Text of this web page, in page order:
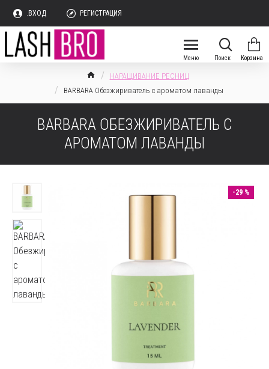
.ВХОД РЕГИСТРАЦИЯ
НАРАЩИВАНИЕ РЕСНИЦ
BARBARA Обезжириватель с ароматом лаванды
BARBARA ОБЕЗЖИРИВАТЕЛЬ С
АРОМАТОМ ЛАВАНДЫ
-29 %